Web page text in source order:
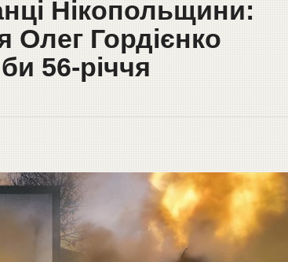
Нікопольщини:
Олег Гордієнко
56-річчя